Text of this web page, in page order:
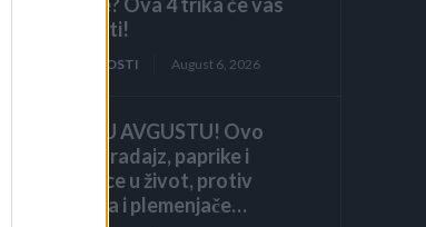
iznenaditi!
ZANIMLJIVOSTI August 6, 2026
HITNO U AVGUSTU! Ovo
vraća paradajz, paprike i
krastavce u život, protiv
štetočina i plemenjače…